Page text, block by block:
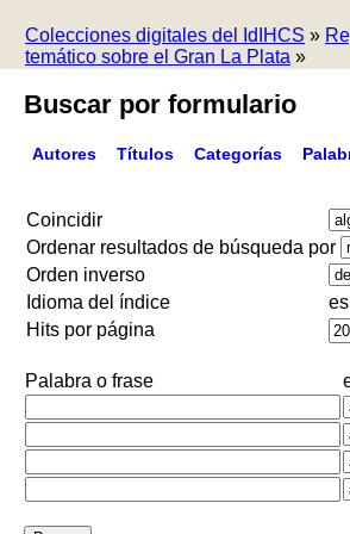
Colecciones digitales del IdIHCS »
temático sobre el Gran La Plata »
Buscar por formulario
Autores Títulos Categorías
Coincidir
Ordenar resultados de búsqueda por
Orden inverso
Idioma del índice
es
Hits por página
Palabra o frase